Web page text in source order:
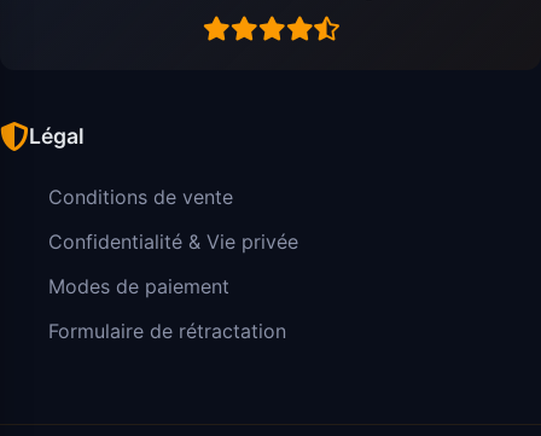
Légal
Conditions de vente
Confidentialité & Vie privée
Modes de paiement
Formulaire de rétractation